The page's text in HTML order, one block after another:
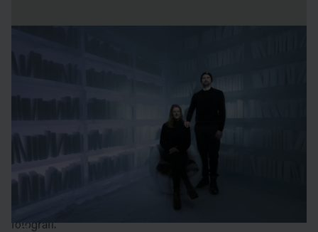
Kristina Möckel
är en designer och illustratör som skapar
grafisk design för kunder runtom i hela världen. Utöver
hennes passion för hälsa och näring får hon mycket energi
och inspiration från natur, långa vandringar och resor.
Sebastian Scheller är en utställningsdesigner och
konstnär baserad i Berlin. Han skapar informativ,
fotografi.